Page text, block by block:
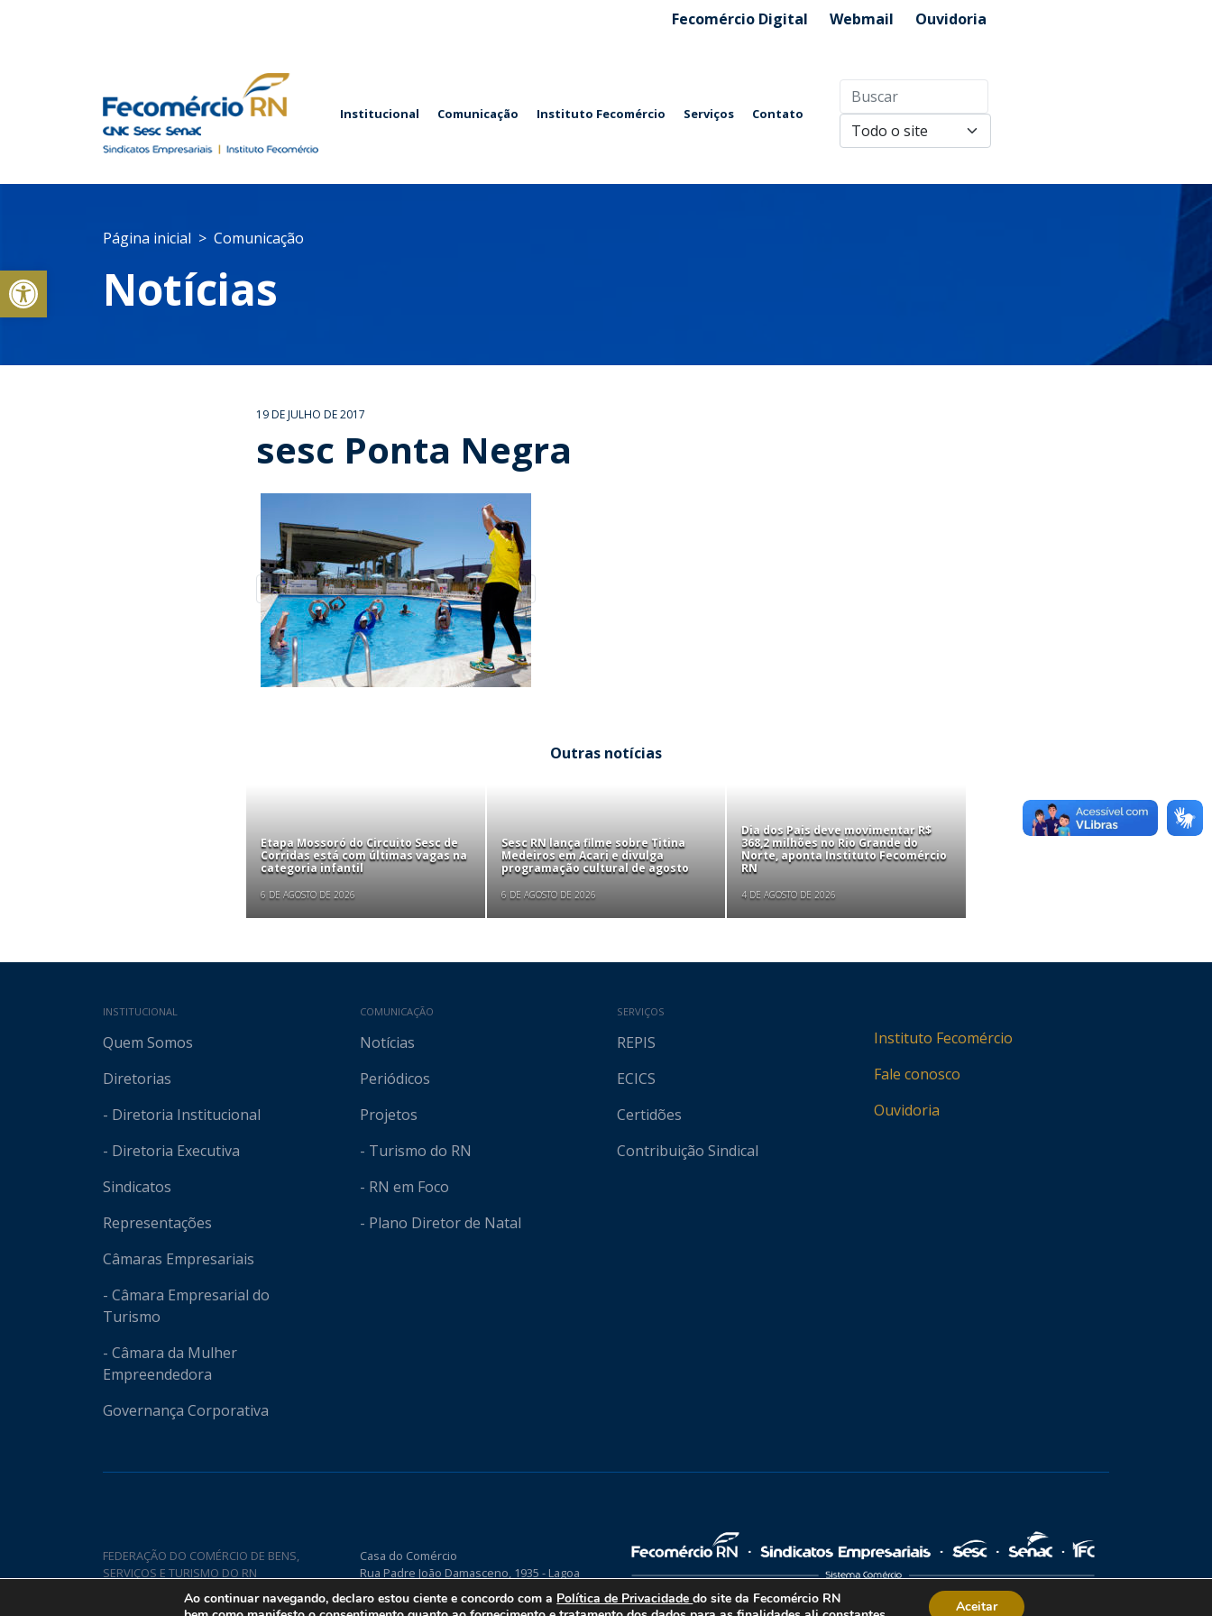
Abrir a barra de ferramentas
Fecomércio Digital Webmail Ouvidoria
Institucional Comunicação Instituto Fecomércio Serviços Contato
Página inicial Comunicação
Notícias
19 DE JULHO DE 2017
sesc Ponta Negra
Outras notícias
Etapa Mossoró do Circuito Sesc de
Corridas está com últimas vagas na
categoria infantil
6 DE AGOSTO DE 2026
Sesc RN lança filme sobre Titina
Medeiros em Acari e divulga
programação cultural de agosto
6 DE AGOSTO DE 2026
Dia dos Pais deve movimentar R$
368,2 milhões no Rio Grande do
Norte, aponta Instituto Fecomércio
RN
4 DE AGOSTO DE 2026
Mapa do site
INSTITUCIONAL
Quem Somos
Diretorias
- Diretoria Institucional
- Diretoria Executiva
Sindicatos
Representações
Câmaras Empresariais
- Câmara Empresarial do
Turismo
- Câmara da Mulher
Empreendedora
Governança Corporativa
COMUNICAÇÃO
Notícias
Periódicos
Projetos
- Turismo do RN
- RN em Foco
- Plano Diretor de Natal
SERVIÇOS
REPIS
ECICS
Certidões
Contribuição Sindical
Instituto Fecomércio
Fale conosco
Ouvidoria
FEDERAÇÃO DO COMÉRCIO DE BENS,
SERVIÇOS E TURISMO DO RN
Casa do Comércio
Rua Padre João Damasceno, 1935 - Lagoa
Nova CEP 59075-760
Ao continuar navegando, declaro estou ciente e concordo com a Política de Privacidadedo site da Fecomércio RN
Aceitar